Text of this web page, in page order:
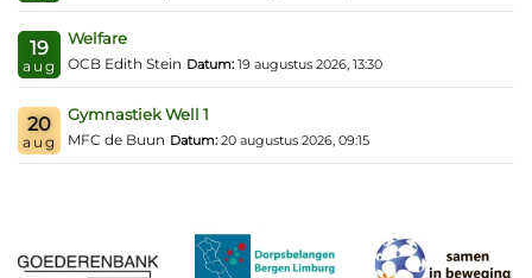
19
aug
Welfare
OCB Edith Stein Datum: 19 augustus 2026, 13:30
20
aug
Gymnastiek Well 1
MFC de Buun Datum: 20 augustus 2026, 09:15